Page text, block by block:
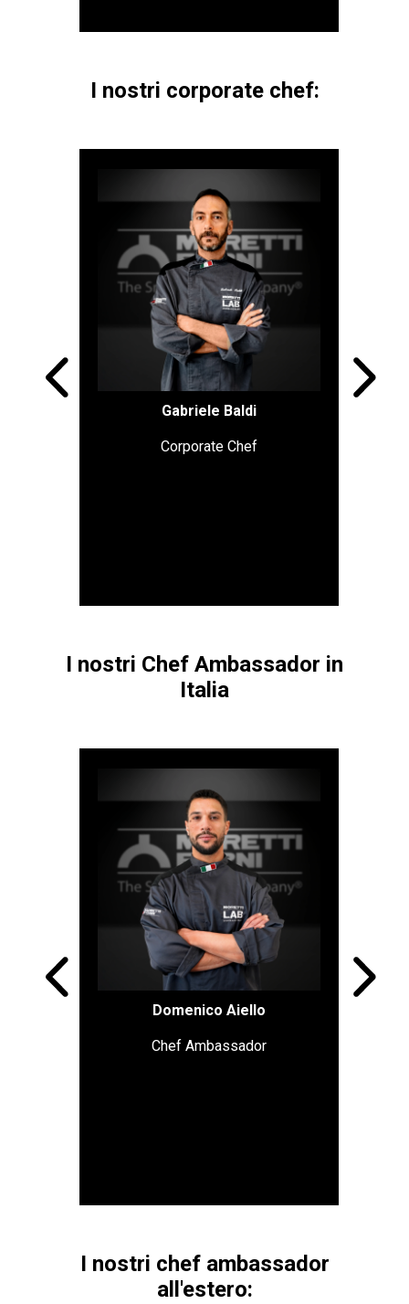
I nostri corporate chef:
Gabriele Baldi
Corporate Chef
formatore e consulente nel
management della produzione di
forni e pizzerie, Gabriele Baldi ha
da sempre una grande passione
per questo mestiere. Dopo aver
esplorato diversi ambiti lavorativi,
il forte richiamo dell’arte bianca lo
porta a seguire diversi corsi in giro
per l’Italia e approfondire varie
tecniche. Il culmine è l’apertura di
una sua attività, un nuovo format in
cui coesistono con successo
panificazione e pizza al taglio e
che, in breve tempo, conquista sia
i Tre Pani che le Due rotelle del
Gambero Rosso. Al MorettiLAB,
I nostri Chef Ambassador in
Italia
Domenico Aiello
Chef Ambassador
I nostri chef ambassador
all'estero: